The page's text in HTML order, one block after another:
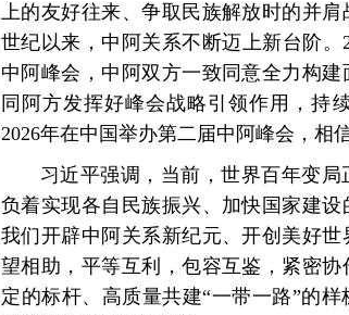
上的友好往来、争取民族解放时的并
世纪以来，中阿关系不断迈上新台阶
中阿峰会，中阿双方一致同意全力构
同阿方发挥好峰会战略引领作用，持
2026年在中国举办第二届中阿峰会，相
习近平强调，当前，世界百年变
负着实现各自民族振兴、加快国家建
我们开辟中阿关系新纪元、开创美好
望相助，平等互利，包容互鉴，紧密
定的标杆、高质量共建“一带一路”的